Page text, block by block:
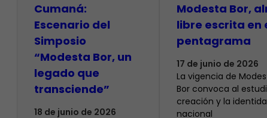
Cumaná:
Escenario del
Simposio
“Modesta Bor, un
legado que
transciende”
18 de junio de 2026
Modesta Bor,
libre escrita en
pentagrama
17 de junio de 2026
La vigencia de
Bor convoca al
creación y la
nacional